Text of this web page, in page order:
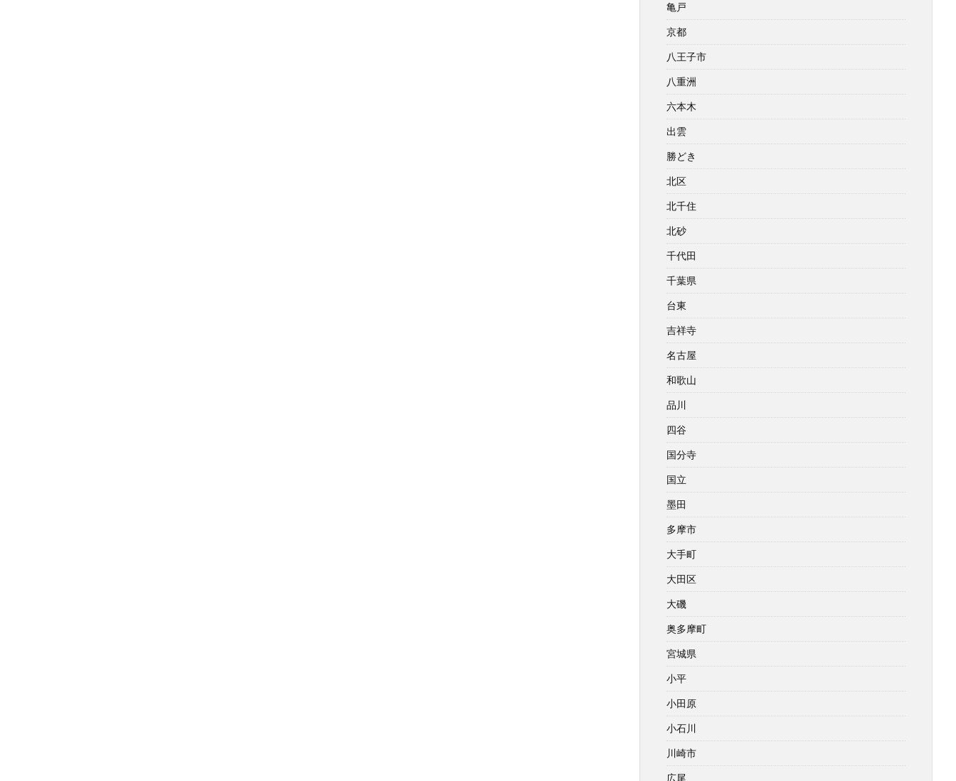
亀戸
京都
八王子市
八重洲
六本木
出雲
勝どき
北区
北千住
北砂
千代田
千葉県
台東
吉祥寺
名古屋
和歌山
品川
四谷
国分寺
国立
墨田
多摩市
大手町
大田区
大磯
奥多摩町
宮城県
小平
小田原
小石川
川崎市
広尾